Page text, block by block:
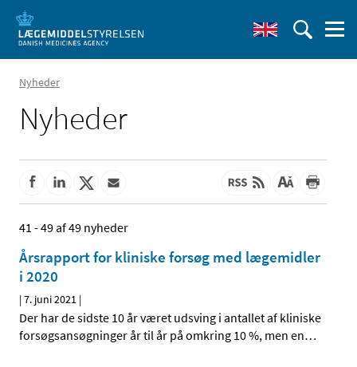
Nyheder
Nyheder
41 - 49 af 49 nyheder
Årsrapport for kliniske forsøg med lægemidler
i 2020
|7. juni 2021 |
Der har de sidste 10 år været udsving i antallet af kliniske
forsøgsansøgninger år til år på omkring 10 %, men en…